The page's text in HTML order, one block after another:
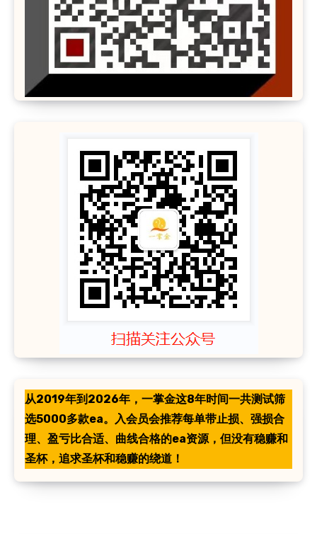
从2019年到2026年，一掌金这8年时间一共测试筛
选5000多款ea。入会员会推荐每单带止损、强损合
理、盈亏比合适、曲线合格的ea资源，但没有稳赚和
圣杯，追求圣杯和稳赚的绕道！